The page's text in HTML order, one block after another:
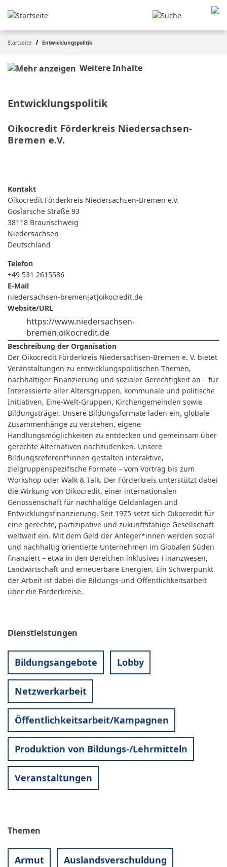
zum
Pfadnavigation
Startseite Entwicklungspolitik
Weitere Inhalte
Entwicklungspolitik
Oikocredit Förderkreis Niedersachsen-
Bremen e.V.
BREMEN
E.V.
Oikocredit Förderkreis Niedersachsen-Bremen e.V.
Goslarsche Straße 93
38118 Braunschweig
Niedersachsen
Deutschland
Telefon
+49 531 2615586
E-Mail
niedersachsen-bremen[at]oikocredit.de
Website/URL
https://www.niedersachsen-
bremen.oikocredit.de
Beschreibung der Organisation
Der Oikocredit Förderkreis Niedersachsen-Bremen e. V. bietet
Veranstaltungen zu entwicklungspolitischen Themen,
nachhaltiger Finanzierung und sozialer Gerechtigkeit an – für
Interessierte aller Altersgruppen, kommunale und politische
Initiativen, Eine-Welt-Gruppen, Kirchengemeinden sowie
Bildungsträger. Unsere Bildungsformate laden ein, globale
Zusammenhänge zu verstehen, eigene
Handlungsmöglichkeiten zu entdecken und gemeinsam über
gerechte Alternativen nachzudenken. Unsere
Bildungsreferent*innen gestalten interaktive,
zielgruppenspezifische Formate – vom Vortrag bis zum
Workshop oder Walk & Talk. Der Förderkreis unterstützt dabei
die Wirkung von Oikocredit, einer internationalen
Genossenschaft für nachhaltige Geldanlagen und
Entwicklungsfinanzierung. Seit 1975 setzt sich Oikocredit für
eine gerechte, partizipative und zukunftsfähige Gesellschaft
weltweit ein. Mit dem Geld der Anleger*innen werden sozial
und nachhaltig orientierte Unternehmen im Globalen Süden
finanziert – etwa in den Bereichen inklusives Finanzwesen,
Landwirtschaft und erneuerbare Energien. Ein Schwerpunkt
der Arbeit ist dabei die Bildungs-und Öffentlichkeitsarbeit
über die Förderkreise.
Dienstleistungen
Bildungsangebote Lobby
Netzwerkarbeit
Öffentlichkeitsarbeit/Kampagnen
Produktion von Bildungs-/Lehrmitteln
Veranstaltungen
Themen
Armut Auslandsverschuldung